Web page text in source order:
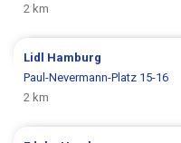
2 km
Lidl Hamburg
Paul-Nevermann-Platz 15-16
2 km